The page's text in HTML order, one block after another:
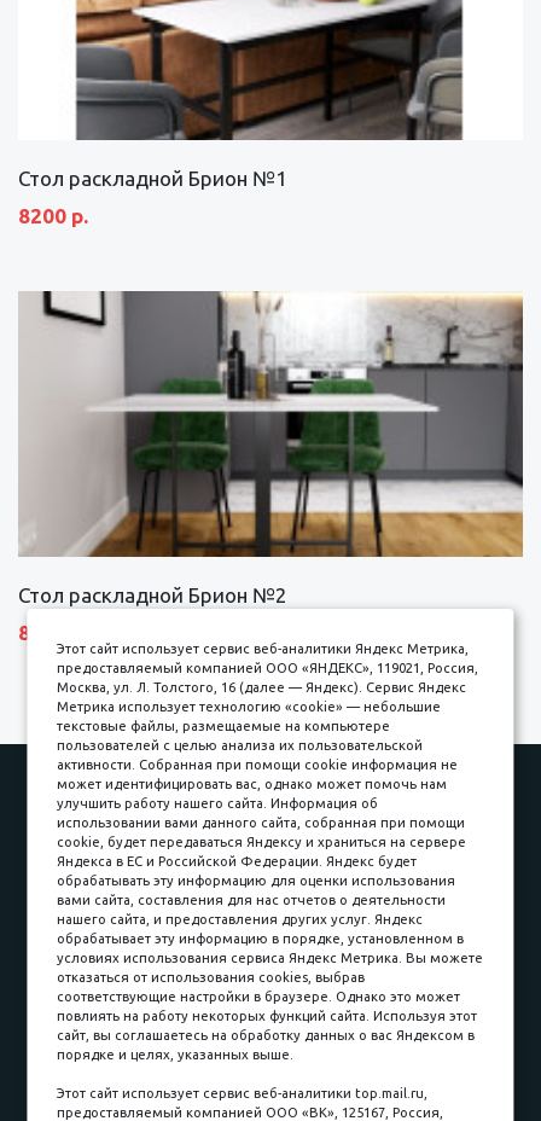
Стол раскладной Брион №1
8200 р.
Стол раскладной Брион №2
8690 р.
Наши работы
Оплата
Доставка и сборка
Гарантии
Карьера в компании
Контакты
Принимаем к оплате
Наличные
пл. Соляная, 6, стр. 16
Этот сайт использует сервис веб-аналитики Яндекс Метрика,
предоставляемый компанией ООО «ЯНДЕКС», 119021, Россия,
Москва, ул. Л. Толстого, 16 (далее — Яндекс). Сервис Яндекс
Метрика использует технологию «cookie» — небольшие
текстовые файлы, размещаемые на компьютере
пользователей с целью анализа их пользовательской
активности. Собранная при помощи cookie информация не
может идентифицировать вас, однако может помочь нам
улучшить работу нашего сайта. Информация об
использовании вами данного сайта, собранная при помощи
cookie, будет передаваться Яндексу и храниться на сервере
Яндекса в ЕС и Российской Федерации. Яндекс будет
обрабатывать эту информацию для оценки использования
вами сайта, составления для нас отчетов о деятельности
нашего сайта, и предоставления других услуг. Яндекс
обрабатывает эту информацию в порядке, установленном в
условиях использования сервиса Яндекс Метрика. Вы можете
отказаться от использования cookies, выбрав
соответствующие настройки в браузере. Однако это может
повлиять на работу некоторых функций сайта. Используя этот
сайт, вы соглашаетесь на обработку данных о вас Яндексом в
порядке и целях, указанных выше.
Этот сайт использует сервис веб-аналитики top.mail.ru,
предоставляемый компанией ООО «ВК», 125167, Россия,